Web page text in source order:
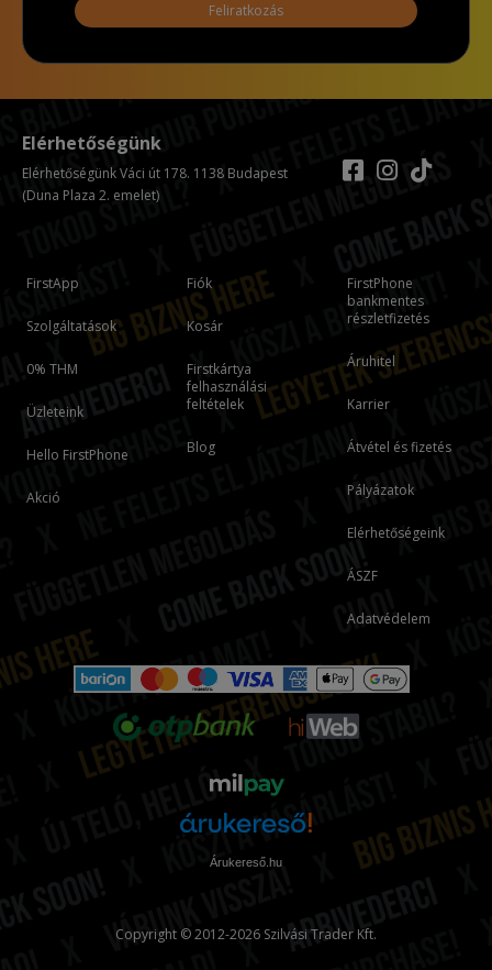
Feliratkozás
FirstApp
Szolgáltatások
0% THM
Üzleteink
Hello FirstPhone
Akció
Fiók
Kosár
Firstkártya
felhasználási
feltételek
Blog
FirstPhone
bankmentes
részletfizetés
Áruhitel
Karrier
Átvétel és fizetés
Pályázatok
Elérhetőségeink
ÁSZF
Adatvédelem
Elérhetőségünk
Elérhetőségünk Váci út 178. 1138 Budapest
(Duna Plaza 2. emelet)
Árukereső.hu
Copyright © 2012-2026 Szilvási Trader Kft.